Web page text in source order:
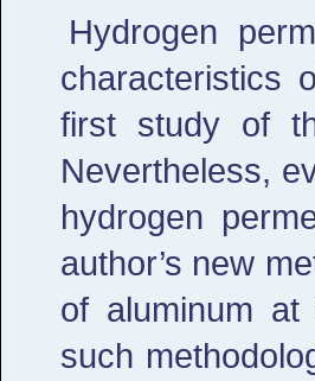
Hydrogen
characteristics
first study of
Nevertheless,
hydrogen
author’s new
of aluminum
such